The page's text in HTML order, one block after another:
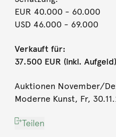
EUR 40.000 - 60.000
USD 46.000 - 69.000
Verkauft für:
37.500 EUR (inkl. Aufgeld)
Auktionen November/
Moderne Kunst, Fr,
Teilen